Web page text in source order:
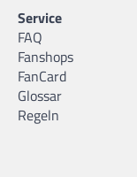
Service
FAQ
Fanshops
FanCard
Glossar
Regeln